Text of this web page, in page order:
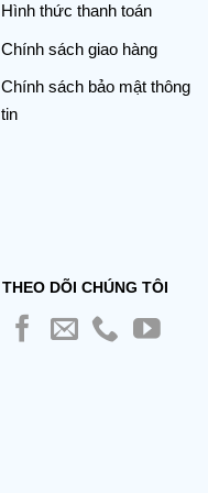
Hình thức thanh toán
Chính sách giao hàng
Chính sách bảo mật thông
tin
THEO DÕI CHÚNG TÔI